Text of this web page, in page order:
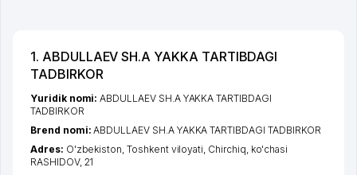
1. ABDULLAEV SH.A YAKKA TARTIBDAGI
TADBIRKOR
Yuridik nomi:ABDULLAEV SH.A YAKKA TARTIBDAGI
TADBIRKOR
Brend nomi:ABDULLAEV SH.A YAKKA TARTIBDAGI TADBIRKOR
Adres: O'zbekiston,Toshkent viloyati Chirchiq ko'chasi
RASHIDOV, 21